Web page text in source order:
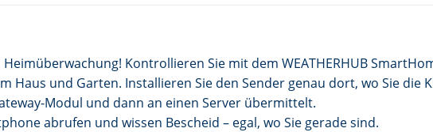
Kontrollieren Sie mit dem WEATHERHUB
und Garten. Installieren Sie den Sender genau dort, wo Sie die
Modul und dann an einen Server übermittelt.
abrufen und wissen Bescheid – egal, wo Sie gerade sind.